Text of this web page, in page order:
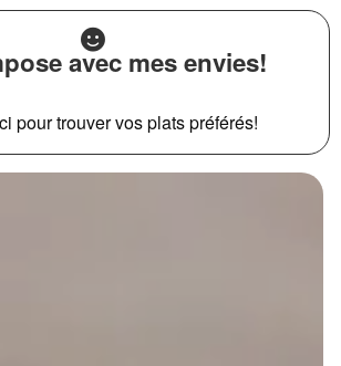
avec mes envies!
pour trouver vos plats préférés!